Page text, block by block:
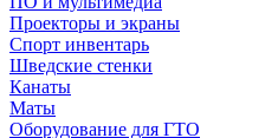
Проекторы и экраны
Спорт инвентарь
Шведские стенки
Канаты
Маты
Оборудование для ГТО